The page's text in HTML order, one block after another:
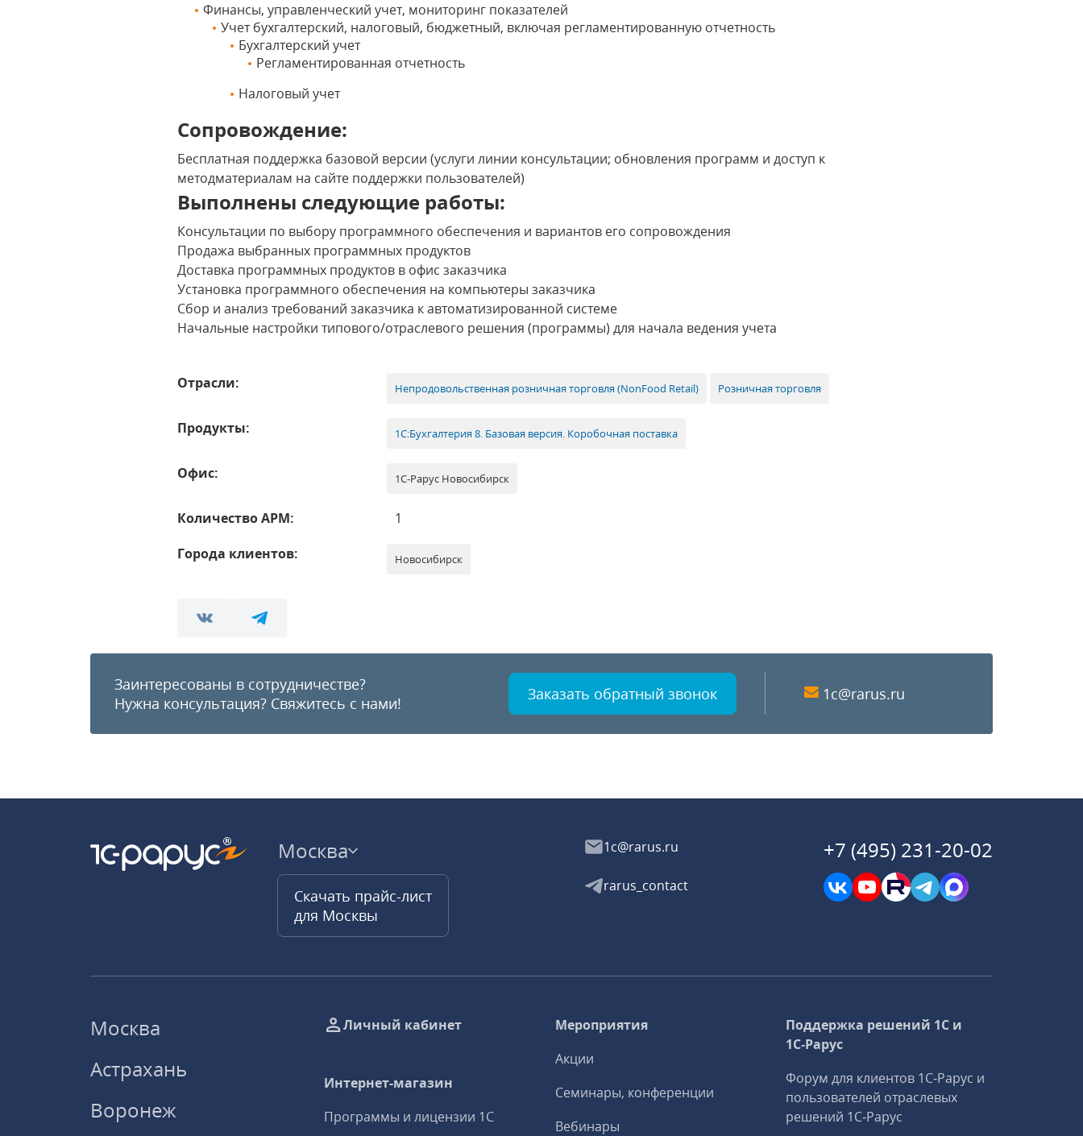
Финансы, управленческий учет, мониторинг показателей
Учет бухгалтерский, налоговый, бюджетный, включая регламентированную отчетность
Бухгалтерский учет
Регламентированная отчетность
Налоговый учет
Сопровождение:
Бесплатная поддержка базовой версии (услуги линии консультации; обновления программ и доступ к
методматериалам на сайте поддержки пользователей)
Выполнены следующие работы:
Консультации по выбору программного обеспечения и вариантов его сопровождения
Продажа выбранных программных продуктов
Доставка программных продуктов в офис заказчика
Установка программного обеспечения на компьютеры заказчика
Сбор и анализ требований заказчика к автоматизированной системе
Начальные настройки типового/отраслевого решения (программы) для начала ведения учета
Отрасли: Непродовольственная розничная торговля (NonFood Retail) Розничная торговля
Продукты: 1С:Бухгалтерия 8. Базовая версия. Коробочная поставка
Офис: 1С-Рарус Новосибирск
Количество АРМ:
1
Города клиентов:
Новосибирск
Заинтересованы в сотрудничестве?
Нужна консультация? Свяжитесь с нами! Заказать обратный звонок 1c@rarus.ru
Москва
Скачать прайс-лист
для Москвы
1c@rarus.ru
rarus_contact
+7 (495) 231-20-02
Москва
Астрахань
Воронеж
Личный кабинет
Интернет-магазин
Программы и лицензии 1С
Мероприятия
Акции
Семинары, конференции
Вебинары
Поддержка решений 1С и
1С‑Рарус
Форум для клиентов 1С‑Рарус и
пользователей отраслевых
решений 1С‑Рарус